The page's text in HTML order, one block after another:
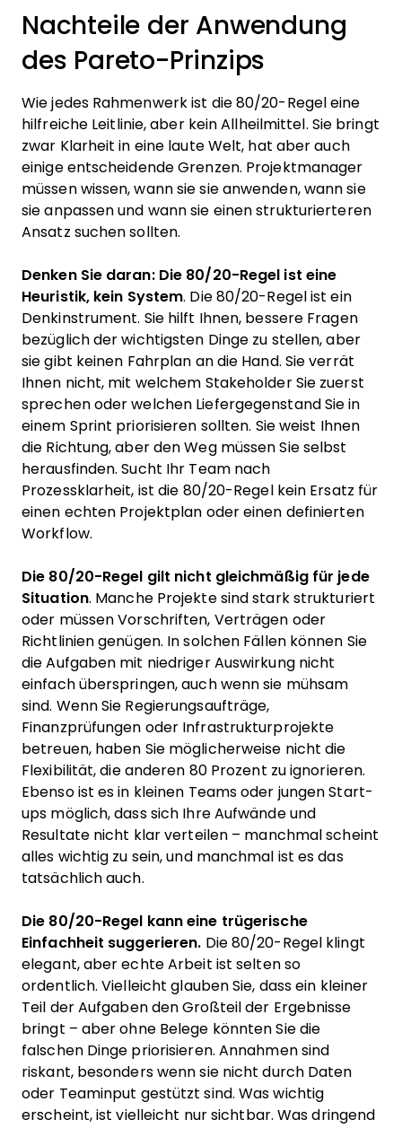
Nachteile der Anwendung
des Pareto-Prinzips
Wie jedes Rahmenwerk ist die 80/20-Regel eine
hilfreiche Leitlinie, aber kein Allheilmittel. Sie bringt
zwar Klarheit in eine laute Welt, hat aber auch
einige entscheidende Grenzen. Projektmanager
müssen wissen, wann sie sie anwenden, wann sie
sie anpassen und wann sie einen strukturierteren
Ansatz suchen sollten.
Denken Sie daran: Die 80/20-Regel ist eine
Heuristik, kein System. Die 80/20-Regel ist ein
Denkinstrument. Sie hilft Ihnen, bessere Fragen
bezüglich der wichtigsten Dinge zu stellen, aber
sie gibt keinen Fahrplan an die Hand. Sie verrät
Ihnen nicht, mit welchem Stakeholder Sie zuerst
sprechen oder welchen Liefergegenstand Sie in
einem Sprint priorisieren sollten. Sie weist Ihnen
die Richtung, aber den Weg müssen Sie selbst
herausfinden. Sucht Ihr Team nach
Prozessklarheit, ist die 80/20-Regel kein Ersatz für
einen echten Projektplan oder einen definierten
Workflow.
Die 80/20-Regel gilt nicht gleichmäßig für jede
Situation. Manche Projekte sind stark strukturiert
oder müssen Vorschriften, Verträgen oder
Richtlinien genügen. In solchen Fällen können Sie
die Aufgaben mit niedriger Auswirkung nicht
einfach überspringen, auch wenn sie mühsam
sind. Wenn Sie Regierungsaufträge,
Finanzprüfungen oder Infrastrukturprojekte
betreuen, haben Sie möglicherweise nicht die
Flexibilität, die anderen 80 Prozent zu ignorieren.
Ebenso ist es in kleinen Teams oder jungen Start-
ups möglich, dass sich Ihre Aufwände und
Resultate nicht klar verteilen – manchmal scheint
alles wichtig zu sein, und manchmal ist es das
tatsächlich auch.
Die 80/20-Regel kann eine trügerische
Einfachheit suggerieren. Die 80/20-Regel klingt
elegant, aber echte Arbeit ist selten so
ordentlich. Vielleicht glauben Sie, dass ein kleiner
Teil der Aufgaben den Großteil der Ergebnisse
bringt – aber ohne Belege könnten Sie die
falschen Dinge priorisieren. Annahmen sind
riskant, besonders wenn sie nicht durch Daten
oder Teaminput gestützt sind. Was wichtig
erscheint, ist vielleicht nur sichtbar. Was dringend